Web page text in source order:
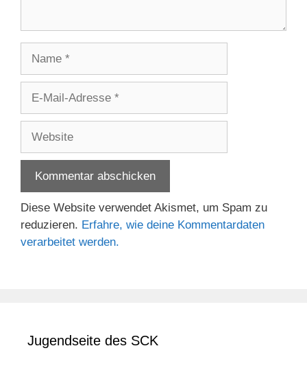
Adresse
Diese Website verwendet Akismet, um Spam zu
reduzieren. Erfahre, wie deine Kommentardaten
verarbeitet werden.
Jugendseite des SCK